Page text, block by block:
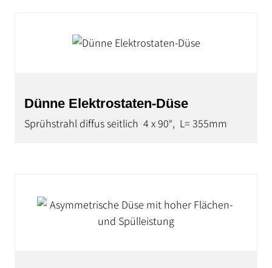
Dünne Elektrostaten-Düse
Sprühstrahl diffus seitlich 4 x 90°, L= 355mm